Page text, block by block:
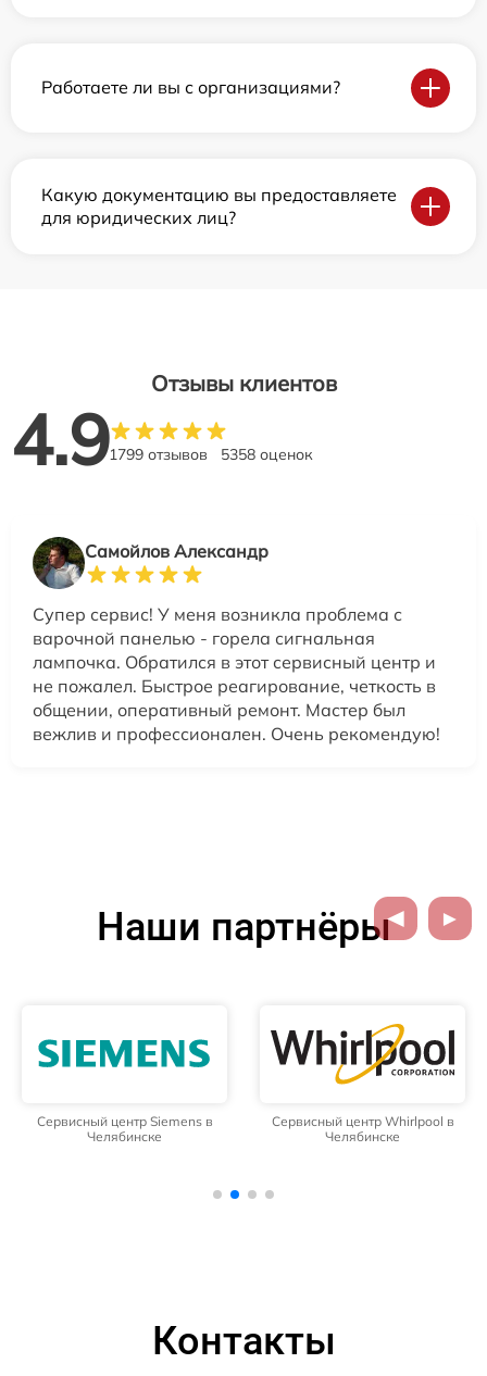
Работаете ли вы с организациями?
Какую документацию вы предоставляете
для юридических лиц?
Отзывы клиентов
4.91799 отзывов 5358 оценок
Самойлов Александр
Супер сервис! У меня возникла проблема с
варочной панелью - горела сигнальная
лампочка. Обратился в этот сервисный центр и
не пожалел. Быстрое реагирование, четкость в
общении, оперативный ремонт. Мастер был
вежлив и профессионален. Очень рекомендую!
Наши партнёры
Сервисный центр Siemens в
Челябинске
Сервисный центр Whirlpool в
Челябинске
Контакты